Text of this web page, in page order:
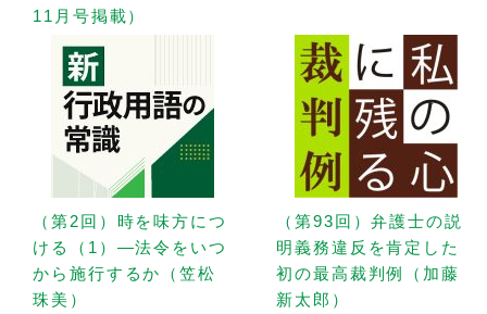
11月号掲載）
（第2回）時を味方につ
ける（1）—法令をいつ
から施行するか（笠松
珠美）
（第93回）弁護士の説
明義務違反を肯定した
初の最高裁判例（加藤
新太郎）